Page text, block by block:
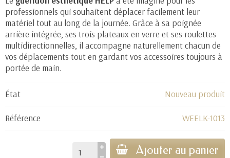
professionnels qui souhaitent déplacer facilement leur
matériel tout au long de la journée. Grâce à sa poignée
arrière intégrée, ses trois plateaux en verre et ses roulettes
multidirectionnelles, il accompagne naturellement chacun de
vos déplacements tout en gardant vos accessoires toujours à
portée de main.
État Nouveau produit
Référence WEELK-1013
Ajouter au panier